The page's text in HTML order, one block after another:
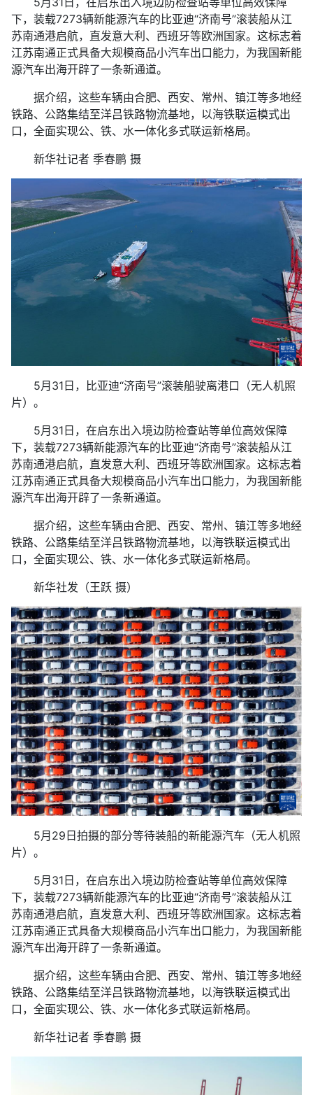
下，装载7273辆新能源汽车的比亚迪“济南号”滚装船从江
苏南通港启航，直发意大利、西班牙等欧洲国家。这标志着
江苏南通正式具备大规模商品小汽车出口能力，为我国新能
源汽车出海开辟了一条新通道。
据介绍，这些车辆由合肥、西安、常州、镇江等多地经
铁路、公路集结至洋吕铁路物流基地，以海铁联运模式出
口，全面实现公、铁、水一体化多式联运新格局。
新华社记者 季春鹏 摄
5月31日，比亚迪“济南号”滚装船驶离港口（无人机照
片）。
5月31日，在启东出入境边防检查站等单位高效保障
下，装载7273辆新能源汽车的比亚迪“济南号”滚装船从江
苏南通港启航，直发意大利、西班牙等欧洲国家。这标志着
江苏南通正式具备大规模商品小汽车出口能力，为我国新能
源汽车出海开辟了一条新通道。
据介绍，这些车辆由合肥、西安、常州、镇江等多地经
铁路、公路集结至洋吕铁路物流基地，以海铁联运模式出
口，全面实现公、铁、水一体化多式联运新格局。
新华社发（王跃 摄）
5月29日拍摄的部分等待装船的新能源汽车（无人机照
片）。
5月31日，在启东出入境边防检查站等单位高效保障
下，装载7273辆新能源汽车的比亚迪“济南号”滚装船从江
苏南通港启航，直发意大利、西班牙等欧洲国家。这标志着
江苏南通正式具备大规模商品小汽车出口能力，为我国新能
源汽车出海开辟了一条新通道。
据介绍，这些车辆由合肥、西安、常州、镇江等多地经
铁路、公路集结至洋吕铁路物流基地，以海铁联运模式出
口，全面实现公、铁、水一体化多式联运新格局。
新华社记者 季春鹏 摄